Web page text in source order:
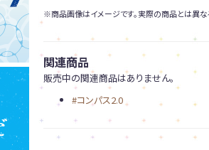
※商品画像はイメージです。実際の商品とは異な
関連商品
販売中の関連商品はありません。
#コンパス2.0